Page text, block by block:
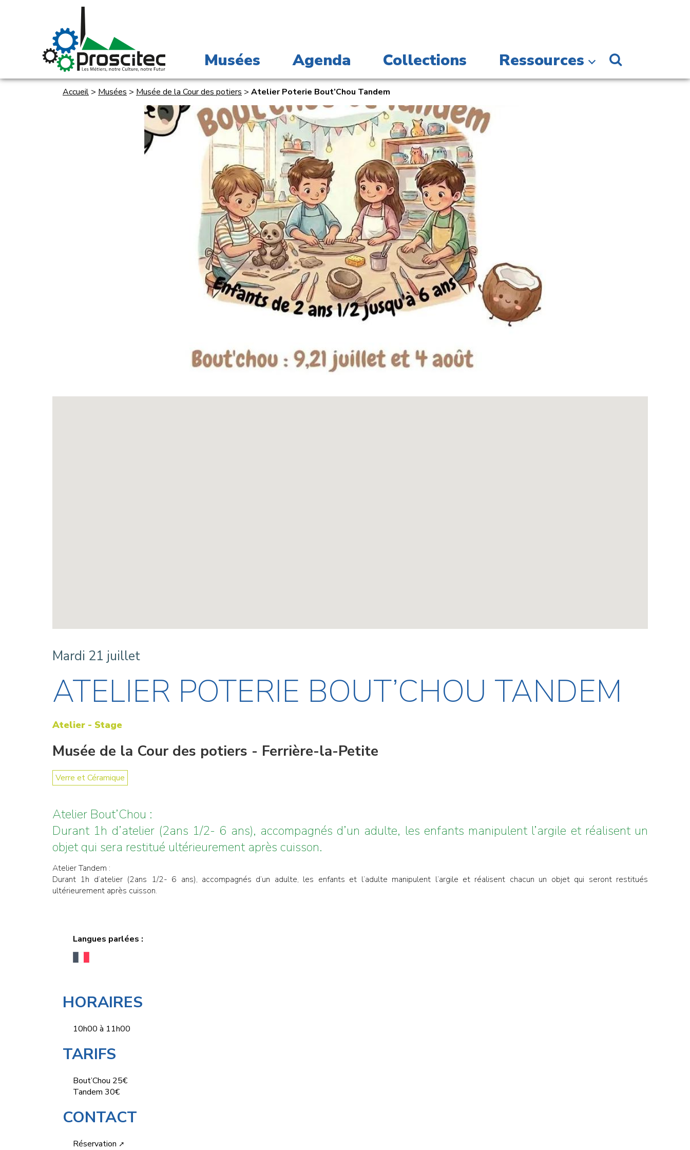
Musées Agenda Collections Ressources
Accueil > Musées > Musée de la Cour des potiers > Atelier Poterie Bout’Chou Tandem
Mardi 21 juillet
ATELIER POTERIE BOUT’CHOU TANDEM
Atelier - Stage
Musée de la Cour des potiers - Ferrière-la-Petite
Verre et Céramique
Atelier Bout’Chou :
Durant 1h d’atelier (2ans 1/2- 6 ans), accompagnés d’un adulte, les enfants manipulent l’argile et réalisent un
objet qui sera restitué ultérieurement après cuisson.
Atelier Tandem :
Durant 1h d’atelier (2ans 1/2- 6 ans), accompagnés d’un adulte, les enfants et l’adulte manipulent l’argile et réalisent chacun un objet qui seront restitués
ultérieurement après cuisson.
Langues parlées :
HORAIRES
10h00 à 11h00
TARIFS
Bout’Chou 25€
Tandem 30€
CONTACT
Réservation